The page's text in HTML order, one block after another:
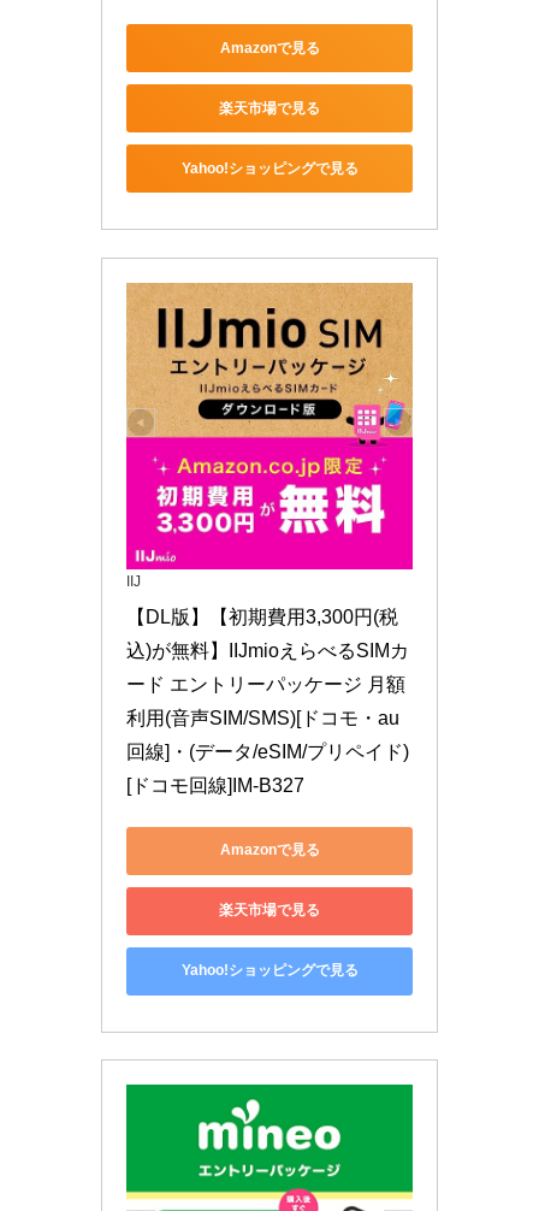
Amazonで見る
楽天市場で見る
Yahoo!ショッピングで見る
IIJ
【DL版】【初期費用3,300円(税
込)が無料】IIJmioえらべるSIMカ
ード エントリーパッケージ 月額
利用(音声SIM/SMS)[ドコモ・au
回線]・(データ/eSIM/プリペイド)
[ドコモ回線]IM-B327
Amazonで見る
楽天市場で見る
Yahoo!ショッピングで見る